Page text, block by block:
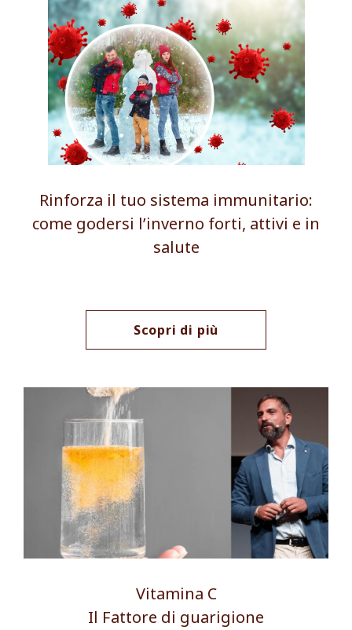
Rinforza il tuo sistema immunitario:
come godersi l’inverno forti, attivi e in
salute
Scopri di più
Vitamina C
Il Fattore di guarigione